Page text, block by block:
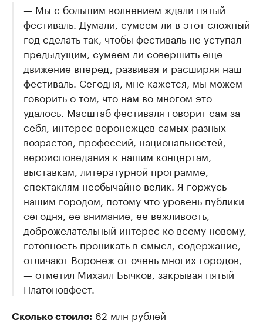
— Мы с большим волнением ждали пятый
фестиваль. Думали, сумеем ли в этот сложный
год сделать так, чтобы фестиваль не уступал
предыдущим, сумеем ли совершить еще
движение вперед, развивая и расширяя наш
фестиваль. Сегодня, мне кажется, мы можем
говорить о том, что нам во многом это
удалось. Масштаб фестиваля говорит сам за
себя, интерес воронежцев самых разных
возрастов, профессий, национальностей,
вероисповедания к нашим концертам,
выставкам, литературной программе,
спектаклям необычайно велик. Я горжусь
нашим городом, потому что уровень публики
сегодня, ее внимание, ее вежливость,
доброжелательный интерес ко всему новому,
готовность проникать в смысл, содержание,
отличают Воронеж от очень многих городов,
— отметил Михаил Бычков, закрывая пятый
Платоновфест.
Сколько стоило: 62 млн рублей